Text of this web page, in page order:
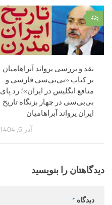
۰
نقد و بررسی یرواند آبراهامیان
بر کتاب «بی‌بی‌سی فارسی و
منافع انگلیس در ایران»؛ رد پای
بی‌بی‌سی در چهار بزنگاه تاریخ
ایران یرواند آبراهامیان
آذر 6, 1404
دیدگاهتان را بنویسید
دیدگاه *